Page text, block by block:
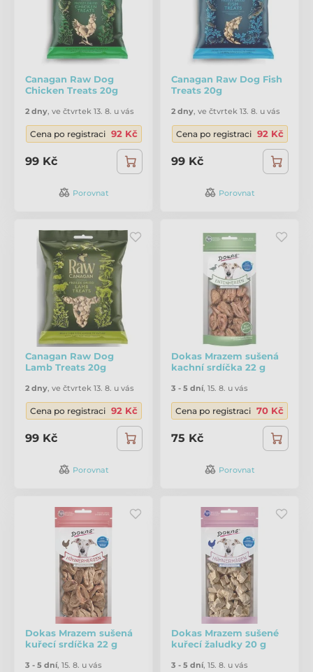
Canagan Raw Dog
Chicken Treats 20g
2 dny, ve čtvrtek 13. 8. u vás
Cena po registraci 92 Kč
99 Kč
Porovnat
Canagan Raw Dog Fish
Treats 20g
2 dny, ve čtvrtek 13. 8. u vás
Cena po registraci 92 Kč
99 Kč
Porovnat
Canagan Raw Dog
Lamb Treats 20g
2 dny, ve čtvrtek 13. 8. u vás
Cena po registraci 92 Kč
99 Kč
Porovnat
Dokas Mrazem sušená
kachní srdíčka 22 g
3 - 5 dní, 15. 8. u vás
Cena po registraci 70 Kč
75 Kč
Porovnat
Dokas Mrazem sušená
kuřecí srdíčka 22 g
3 - 5 dní, 15. 8. u vás
Dokas Mrazem sušené
kuřecí žaludky 20 g
3 - 5 dní, 15. 8. u vás